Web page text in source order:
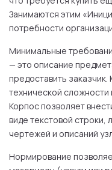
Занимаются этим
потребности
Минимальные
— это описание
предоставить
технической
Корпос позволяет
виде текстовой строки,
чертежей и описаний
Нормирование